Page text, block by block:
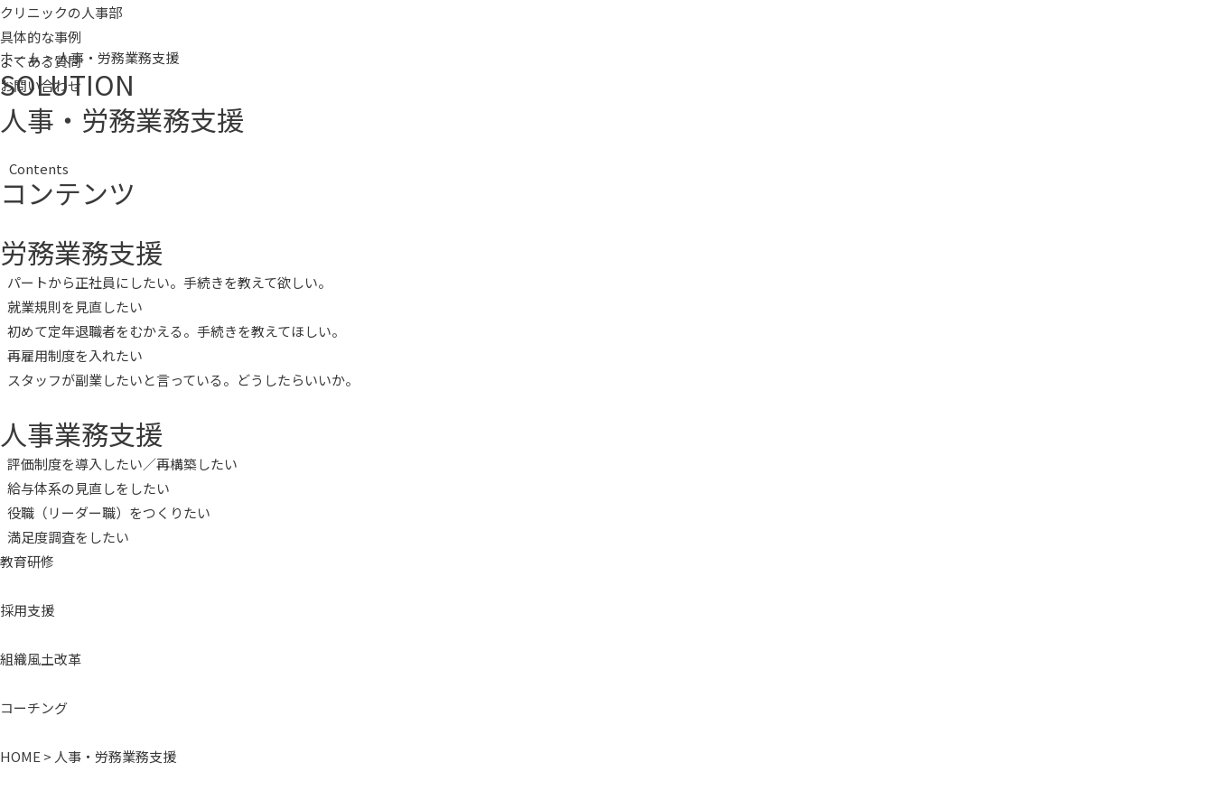
内
容
を
ス
キ
ッ
クリニックの人事部
具体的な事例
よくある質問
お問い合わせ
ホーム 人事・労務業務支援
SOLUTION
人事・労務業務支援
Contents
コンテンツ
労務業務支援
パートから正社員にしたい。手続きを教えて欲しい。
就業規則を見直したい
初めて定年退職者をむかえる。手続きを教えてほしい。
再雇用制度を入れたい
スタッフが副業したいと言っている。どうしたらいいか。
人事業務支援
評価制度を導入したい／再構築したい
給与体系の見直しをしたい
役職（リーダー職）をつくりたい
満足度調査をしたい
教育研修
採用支援
組織風土改革
コーチング
HOME> 人事・労務業務支援